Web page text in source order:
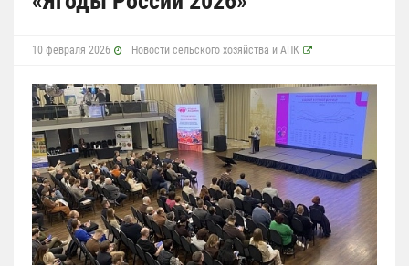
10 февраля 2026 Новости сельского хозяйства и АПК